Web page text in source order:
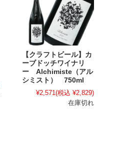
【クラフトビール】カ
ーブドッチワイナリ
ー Alchimiste（アル
シミスト） 750ml
¥2,571(税込 ¥2,829)
在庫切れ